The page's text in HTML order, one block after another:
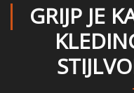
GRIJP JE